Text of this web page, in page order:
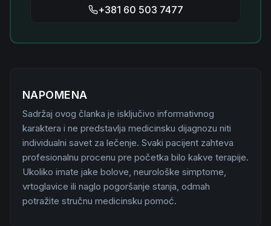
+381 60 503 7477
NAPOMENA
Sadržaj ovog članka je isključivo informativnog
karaktera i ne predstavlja medicinsku dijagnozu niti
individualni savet za lečenje. Svaki pacijent zahteva
profesionalnu procenu pre početka bilo kakve terapije.
Ukoliko imate jake bolove, neurološke simptome,
vrtoglavice ili naglo pogoršanje stanja, odmah
potražite stručnu medicinsku pomoć.